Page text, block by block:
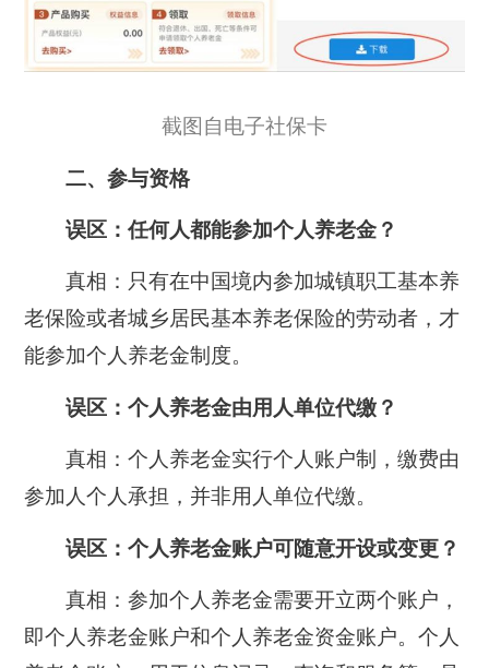
截图自电子社保卡
二、参与资格
误区：任何人都能参加个人养老金？
真相： 只有在中国境内参加城镇职工基本养
老保险或者城乡居民基本养老保险的劳动者，才
能参加个人养老金制度。
误区：个人养老金由用人单位代缴？
真相：个人养老金实行个人账户制，缴费由
参加人个人承担，并非用人单位代缴。
误区：个人养老金账户可随意开设或变更？
真相：参加个人养老金需要开立两个账户，
即个人养老金账户和个人养老金资金账户。个人